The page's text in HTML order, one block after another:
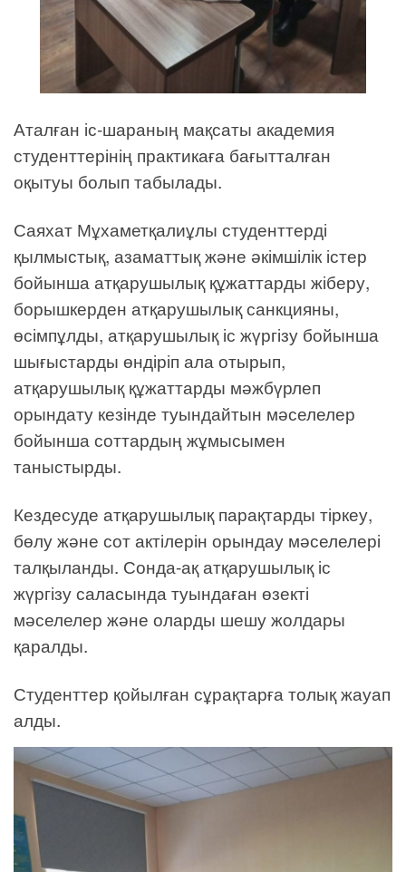
Аталған іс-шараның мақсаты академия
студенттерінің практикаға бағытталған
оқытуы болып табылады.
Саяхат Мұхаметқалиұлы студенттерді
қылмыстық, азаматтық және әкімшілік істер
бойынша атқарушылық құжаттарды жіберу,
борышкерден атқарушылық санкцияны,
өсімпұлды, атқарушылық іс жүргізу бойынша
шығыстарды өндіріп ала отырып,
атқарушылық құжаттарды мәжбүрлеп
орындату кезінде туындайтын мәселелер
бойынша соттардың жұмысымен
таныстырды.
Кездесуде атқарушылық парақтарды тіркеу,
бөлу және сот актілерін орындау мәселелері
талқыланды. Сонда-ақ атқарушылық іс
жүргізу саласында туындаған өзекті
мәселелер және оларды шешу жолдары
қаралды.
Студенттер қойылған сұрақтарға толық жауап
алды.